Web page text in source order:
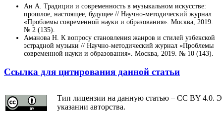
Ан А. Традиции и современность в музыкальном искусстве:
прошлое, настоящее, будущее // Научно-методический журнал
«Проблемы современной науки и образования». Москва, 2019.
№ 2 (135).
Аманова Н. К вопросу становления жанров и стилей узбекской
эстрадной музыки // Научно-методический журнал «Проблемы
современной науки и образования». Москва, 2019. № 10 (143).
Ссылка для цитирования данной статьи
Тип лицензии на данную статью – CC BY 4.0.
указании авторства.